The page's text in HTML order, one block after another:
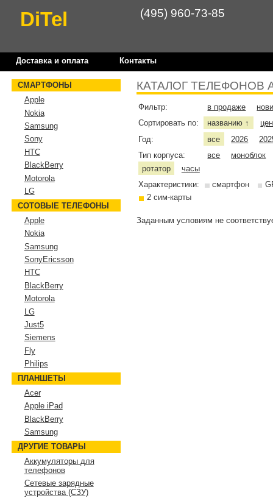
DiTel (495) 960-73-85
Доставка и оплата Контакты
КАТАЛОГ ТЕЛЕФОНОВ
Фильтр: в продаже
Сортировать по:
названию ↑
Год:
все 2026
Тип корпуса:
все
моноблок
ротатор
часы
Характеристики:
смартфон
2 сим-карты
Заданным условиям не
СМАРТФОНЫ
Apple
Nokia
Samsung
Sony
HTC
BlackBerry
Motorola
LG
СОТОВЫЕ ТЕЛЕФОНЫ
Apple
Nokia
Samsung
SonyEricsson
HTC
BlackBerry
Motorola
LG
Just5
Siemens
Fly
Philips
ПЛАНШЕТЫ
Acer
Apple iPad
BlackBerry
Samsung
ДРУГИЕ ТОВАРЫ
Аккумуляторы для
телефонов
Сетевые зарядные
устройства (СЗУ)